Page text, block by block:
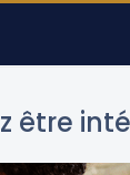
être